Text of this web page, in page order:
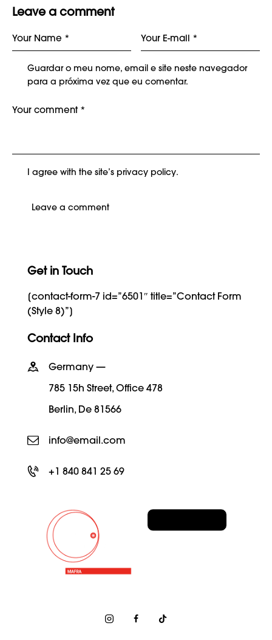
Leave a comment
Guardar o meu nome, email e site neste navegador
para a próxima vez que eu comentar.
I agree with the site’s privacy policy.
Get in Touch
[contact-form-7 id=”6501″ title=”Contact Form
(Style 8)”]
Contact Info
Germany —
785 15h Street, Office 478
Berlin, De 81566
info@email.com
+1 840 841 25 69